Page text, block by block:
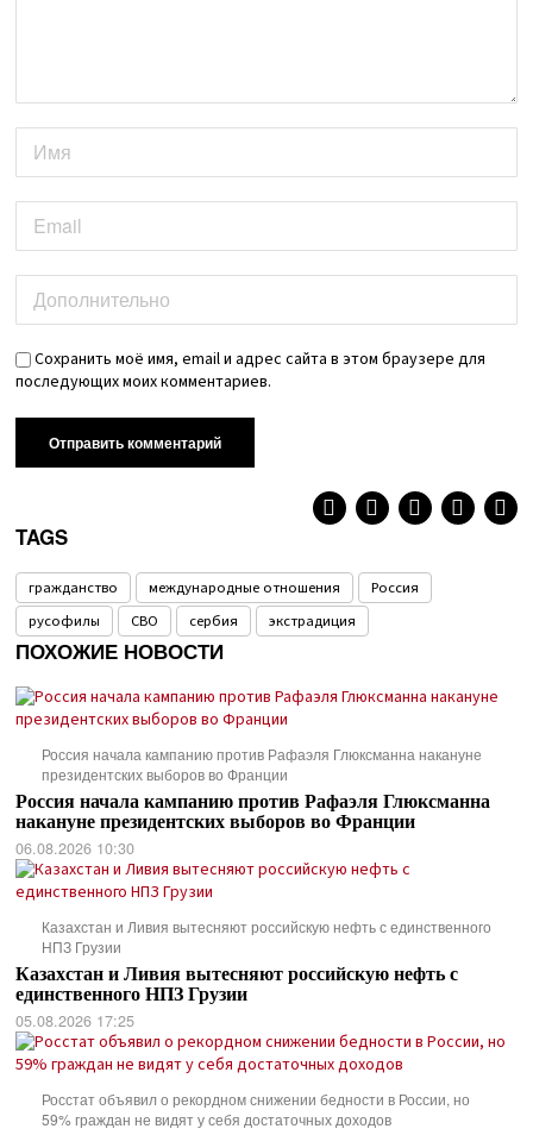
Сохранить моё имя, email и адрес сайта в этом браузере для
последующих моих комментариев.
TAGS
гражданство международные отношения
Россия
русофилы
СВО сербия экстрадиция
ПОХОЖИЕ НОВОСТИ
Россия начала кампанию против Рафаэля Глюксманна накануне
президентских выборов во Франции
Россия начала кампанию против Рафаэля Глюксманна
накануне президентских выборов во Франции
06.08.2026 10:30
Казахстан и Ливия вытесняют российскую нефть с единственного
НПЗ Грузии
Казахстан и Ливия вытесняют российскую нефть с
единственного НПЗ Грузии
05.08.2026 17:25
Росстат объявил о рекордном снижении бедности в России, но
59% граждан не видят у себя достаточных доходов